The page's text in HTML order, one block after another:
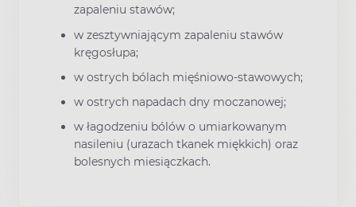
zapaleniu stawów;
w zesztywniającym zapaleniu stawów
kręgosłupa;
w ostrych bólach mięśniowo-stawowych;
w ostrych napadach dny moczanowej;
w łagodzeniu bólów o umiarkowanym
nasileniu (urazach tkanek miękkich) oraz
bolesnych miesiączkach.